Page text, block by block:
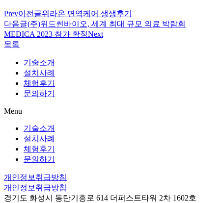
Prev이전글위라온 면역케어 생생후기
다음글(주)위드썬바이오, 세계 최대 규모 의료 박람회
MEDICA 2023 참가 확정Next
목록
기술소개
설치사례
체험후기
문의하기
Menu
기술소개
설치사례
체험후기
문의하기
개인정보취급방침
개인정보취급방침
경기도 화성시 동탄기흥로 614 더퍼스트타워 2차 1602호